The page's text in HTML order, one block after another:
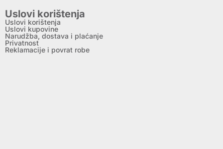
Uslovi korištenja
Uslovi korištenja
Uslovi kupovine
Narudžba, dostava i plaćanje
Privatnost
Reklamacije i povrat robe